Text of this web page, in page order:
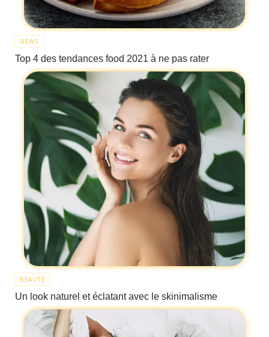
NEWS
Top 4 des tendances food 2021 à ne pas rater
BEAUTÉ
Un look naturel et éclatant avec le skinimalisme